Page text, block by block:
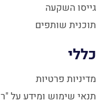
גייסו השקעה
תוכנית שותפים
כללי
מדיניות פרטיות
תנאי שימוש ומידע על